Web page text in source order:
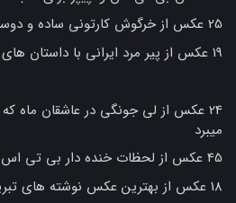
25 عکس از خرگوش کارتونی ساده و دوست‌داشتنی
19 عکس از پیر مرد ایرانی با داستان های زندگی شگفت انگیز
24 عکس از لی جونگی در عاشقان ماه
میبرد
45 عکس از لحظات خنده دار بی تی اس با جملات دلنشین
18 عکس از بهترین عکس نوشته های تبریک تولد به خواهرم